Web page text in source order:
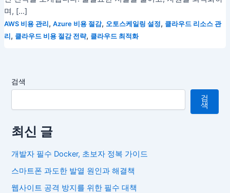
며, […]
AWS 비용 관리 , Azure 비용 절감, 오토스케일링 설정, 클라우드 리소스 관
리 , 클라우드 비용 절감 전략, 클라우드 최적화
검색
검
색
최신 글
개발자 필수 Docker, 초보자 정복 가이드
스마트폰 과도한 발열 원인과 해결책
웹사이트 공격 방지를 위한 필수 대책